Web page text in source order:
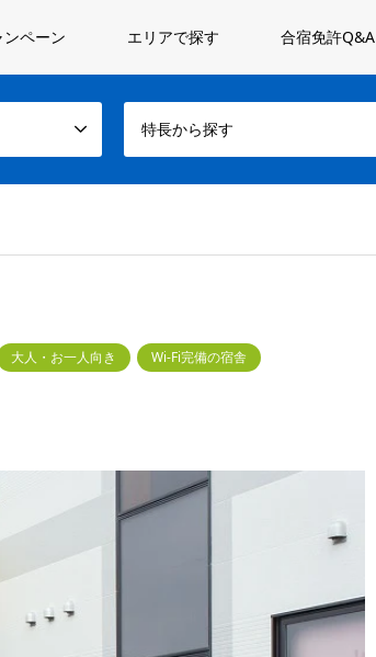
ペーン エリアで探す 合宿免許Q&A
特長から探す
大人・お一人向き Wi-Fi完備の宿舎